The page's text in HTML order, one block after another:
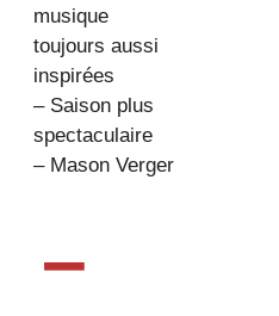
musique
toujours aussi
inspirées
– Saison plus
spectaculaire
– Mason Verger
–